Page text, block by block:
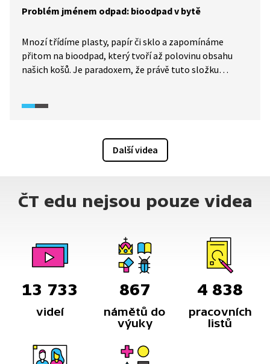
Problém jménem odpad: bioodpad v bytě
Mnozí třídíme plasty, papír či sklo a zapomínáme
přitom na bioodpad, který tvoří až polovinu obsahu
našich košů. Je paradoxem, že právě tuto složku
zbavit organických zbytků z kuchyně bez nutnosti je
každý má ale zahradu. Řešení pro obyvatele bytů však
existuje. Pomohou žížaly a jednoduchý
Další videa
ČT edu nejsou pouze videa
13 733
videí
867
námětů do
výuky
4 838
pracovních
listů